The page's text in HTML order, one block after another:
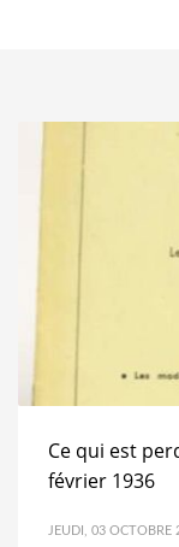
Ce qui est
février 1936
JEUDI, 03 OCTOBRE